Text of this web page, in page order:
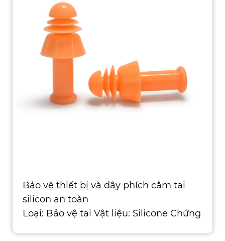
Bảo vệ thiết bị và dây phích cắm tai
silicon an toàn
Loại: Bảo vệ tai Vật liệu: Silicone Chứng